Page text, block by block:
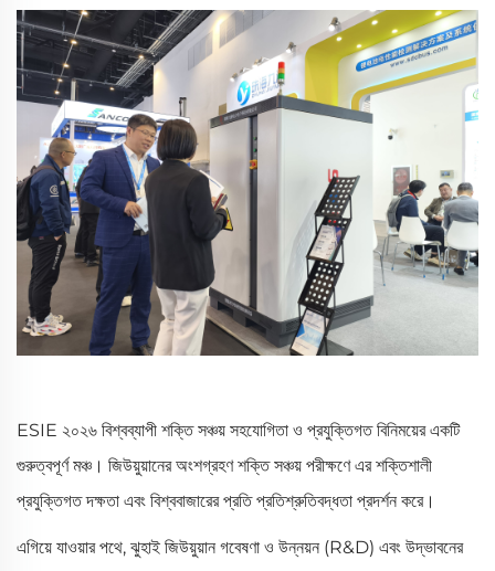
ESIE ২০২৬ বিশ্বব্যাপী শক্তি সঞ্চয় সহযোগিতা ও প্রযুক্তিগত বিনিময়ের একটি
গুরুত্বপূর্ণ মঞ্চ। জিউয়ুয়ানের অংশগ্রহণ শক্তি সঞ্চয় পরীক্ষণে এর শক্তিশালী
প্রযুক্তিগত দক্ষতা এবং বিশ্ববাজারের প্রতি প্রতিশ্রুতিবদ্ধতা প্রদর্শন করে।
এগিয়ে যাওয়ার পথে, ঝুহাই জিউয়ুয়ান গবেষণা ও উন্নয়ন (R&D) এবং উদ্ভাবনের